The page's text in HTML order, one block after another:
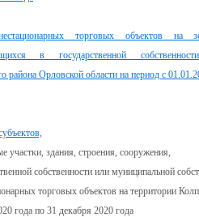
торговых объектов на
в государственной
района Орловской области на период с
участки, здания, строения, сооружения,
собственности или муниципальной
торговых объектов на территории
года по 31 декабря 2020 года